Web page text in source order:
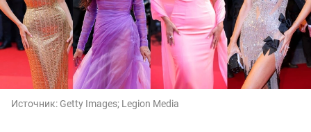
Источник: Getty Images; Legion Media